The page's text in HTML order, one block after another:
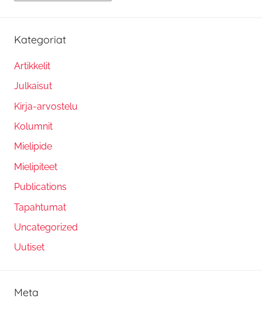
Kategoriat
Artikkelit
Julkaisut
Kirja-arvostelu
Kolumnit
Mielipide
Mielipiteet
Publications
Tapahtumat
Uncategorized
Uutiset
Meta